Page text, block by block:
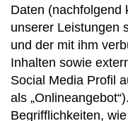
Daten (nachfolgend
unserer Leistungen
und der mit ihm
Inhalten sowie
Social Media Profil
als
Begrifflichkeiten,